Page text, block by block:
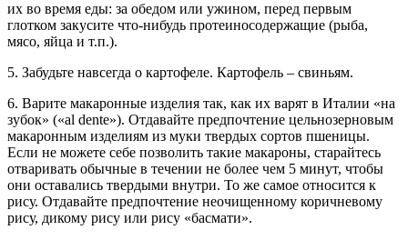
их во время еды: за обедом или ужином, перед первым
глотком закусите что-нибудь протеиносодержащие (рыба,
мясо, яйца и т.п.).
5. Забудьте навсегда о картофеле. Картофель – свиньям.
6. Варите макаронные изделия так, как их варят в Италии «на
зубок» («al dente»). Отдавайте предпочтение цельнозерновым
макаронным изделиям из муки твердых сортов пшеницы.
Если не можете себе позволить такие макароны, старайтесь
отваривать обычные в течении не более чем 5 минут, чтобы
они оставались твердыми внутри. То же самое относится к
рису. Отдавайте предпочтение неочищенному коричневому
рису, дикому рису или рису «басмати».